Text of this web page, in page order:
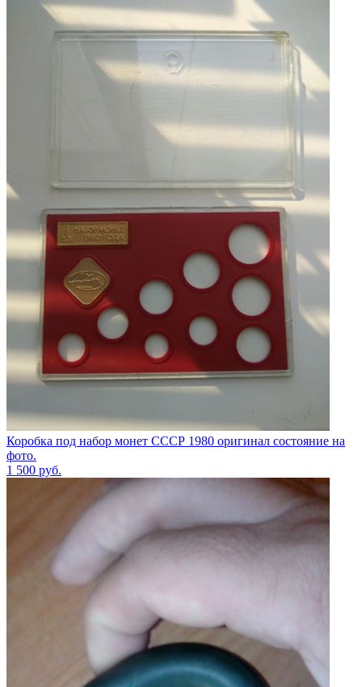
Коробка под набор монет СССР 1980 оригинал состояние на
фото.
1 500 руб.